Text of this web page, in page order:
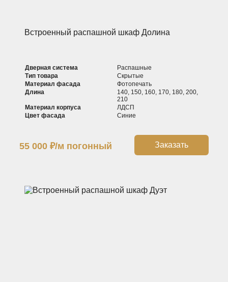
Встроенный распашной шкаф Долина
Дверная система
Распашные
Тип товара
Скрытые
Материал фасада
Фотопечать
Длина
140, 150, 160, 170, 180, 200,
210
Материал корпуса
ЛДСП
Цвет фасада
Синие
55 000₽/м погонный Заказать